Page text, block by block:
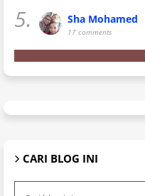
5. Sha Mohamed
17 comments
CARI BLOG INI